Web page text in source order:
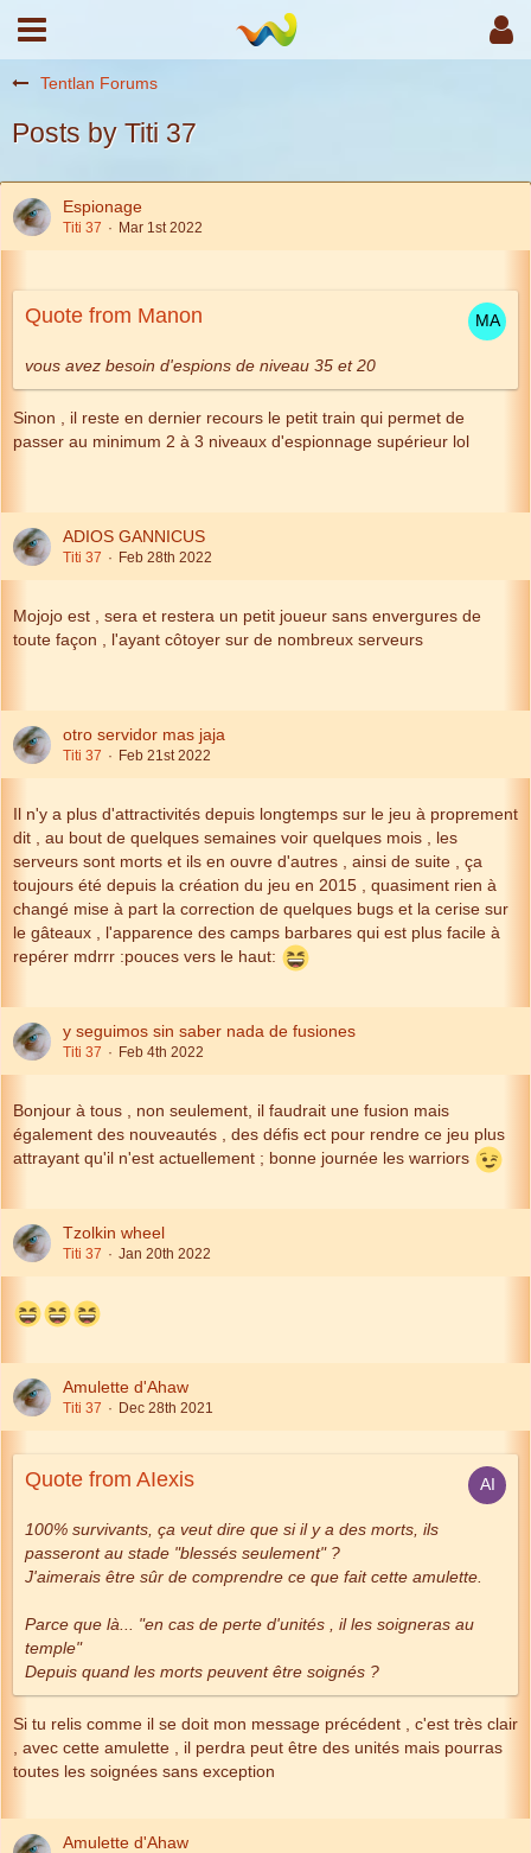
Tentlan Forums
Posts by Titi 37
Espionage
Titi 37 Mar 1st 2022
Quote from Manon
vous avez besoin d'espions de niveau 35 et 20
Sinon , il reste en dernier recours le petit train qui permet de
passer au minimum 2 à 3 niveaux d'espionnage supérieur lol
ADIOS GANNICUS
Titi 37 Feb 28th 2022
Mojojo est , sera et restera un petit joueur sans envergures de
toute façon , l'ayant côtoyer sur de nombreux serveurs
otro servidor mas jaja
Titi 37 Feb 21st 2022
Il n'y a plus d'attractivités depuis longtemps sur le jeu à proprement
dit , au bout de quelques semaines voir quelques mois , les
serveurs sont morts et ils en ouvre d'autres , ainsi de suite , ça
toujours été depuis la création du jeu en 2015 , quasiment rien à
changé mise à part la correction de quelques bugs et la cerise sur
le gâteaux , l'apparence des camps barbares qui est plus facile à
repérer mdrrr :pouces vers le haut:
y seguimos sin saber nada de fusiones
Titi 37 Feb 4th 2022
Bonjour à tous , non seulement, il faudrait une fusion mais
également des nouveautés , des défis ect pour rendre ce jeu plus
attrayant qu'il n'est actuellement ; bonne journée les warriors
Tzolkin wheel
Titi 37 Jan 20th 2022
Amulette d'Ahaw
Titi 37 Dec 28th 2021
Quote from AIexis
100% survivants, ça veut dire que si il y a des morts, ils
passeront au stade "blessés seulement" ?
J'aimerais être sûr de comprendre ce que fait cette amulette.
Parce que là... "en cas de perte d'unités , il les soigneras au
temple"
Depuis quand les morts peuvent être soignés ?
Si tu relis comme il se doit mon message précédent , c'est très clair
, avec cette amulette , il perdra peut être des unités mais pourras
toutes les soignées sans exception
Amulette d'Ahaw